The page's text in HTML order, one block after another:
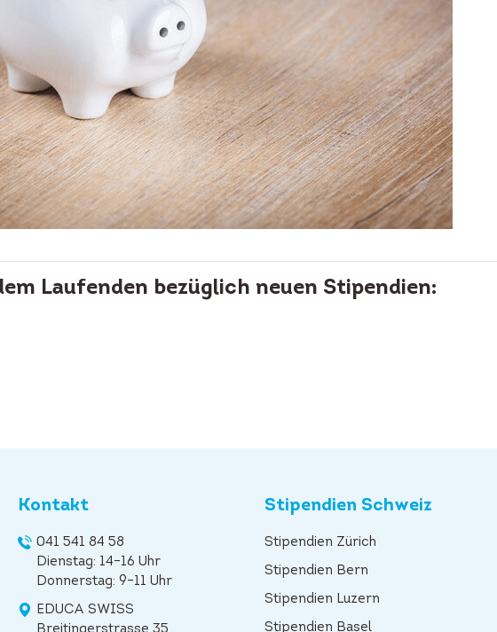
Laufenden bezüglich neuen Stipendien:
Kontakt
041 541 84 58
Dienstag: 14–16 Uhr
Donnerstag: 9–11 Uhr
EDUCA SWISS
Stipendien Schweiz
Stipendien Zürich
Stipendien Bern
Stipendien Luzern
Stipendien Basel